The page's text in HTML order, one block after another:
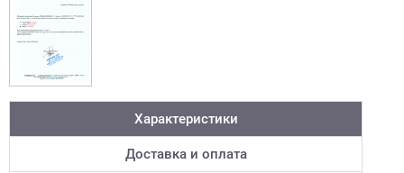
Характеристики
Доставка и оплата